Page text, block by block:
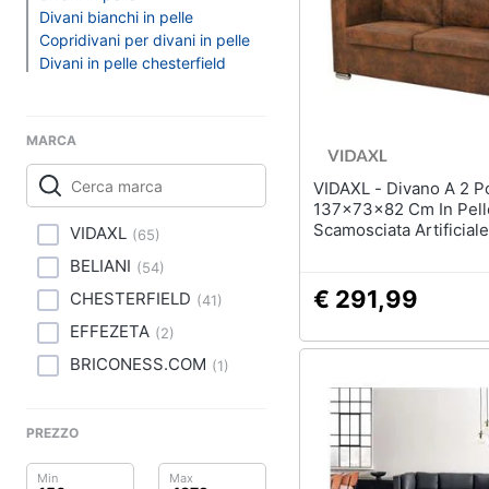
Arredo
Beauty
Giocattoli
Prima infanzia
Fotografia
Scrivania
Sedie ufficio
Scrivania ufficio
Complementi e
Sveglia
Carta da parati
Tende
Lavanderia
Portabiancheria
Divani bianchi in pelle
Copridivani per divani in pelle
Divani in pelle chesterfield
MARCA
VIDAXL (65)
BELIANI (54)
CHESTERFIELD (41)
EFFEZETA (2)
BRICONESS.COM (1)
PREZZO
VIDAXL - Divano A 2 Posti
137x73x82 Cm In
Scamosciata Artificiale
€ 291,99